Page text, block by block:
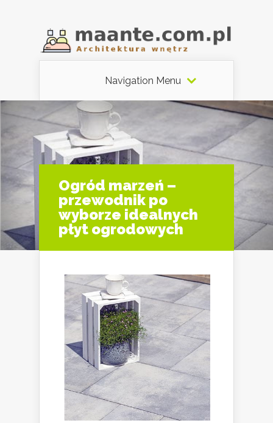
Navigation Menu
Ogród marzeń –
przewodnik po
wyborze idealnych
płyt ogrodowych